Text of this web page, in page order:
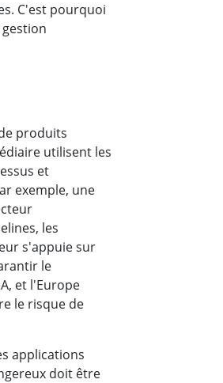
C'est pourquoi
produits
utilisent les
et
exemple, une
les
s'appuie sur
le
et l'Europe
le risque de
applications
doit être